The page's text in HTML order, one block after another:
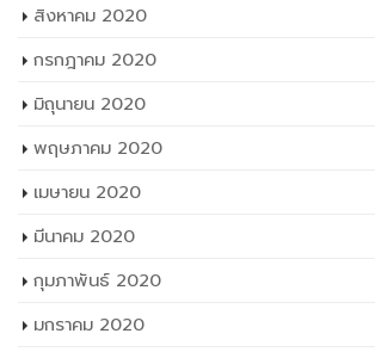
สิงหาคม 2020
กรกฎาคม 2020
มิถุนายน 2020
พฤษภาคม 2020
เมษายน 2020
มีนาคม 2020
กุมภาพันธ์ 2020
มกราคม 2020